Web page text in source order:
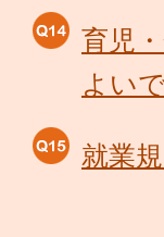
育児
よい
就業